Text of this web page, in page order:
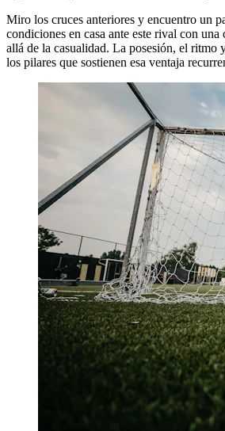
Miro los cruces anteriores y encuentro un
condiciones en casa ante este rival con una
allá de la casualidad. La posesión, el ritmo
los pilares que sostienen esa ventaja